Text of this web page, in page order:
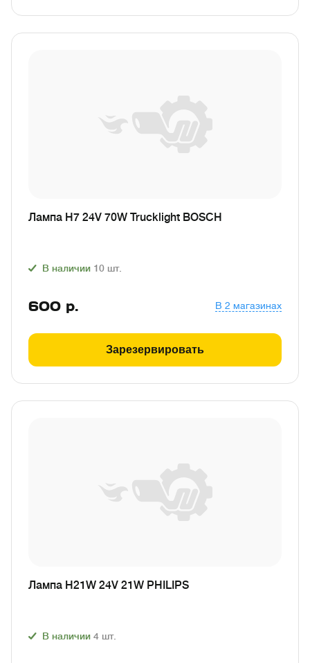
Лампа H7 24V 70W Trucklight BOSCH
В наличии 10 шт.
600 р. В 2 магазинах
Зарезервировать
Лампа H21W 24V 21W PHILIPS
В наличии 4 шт.